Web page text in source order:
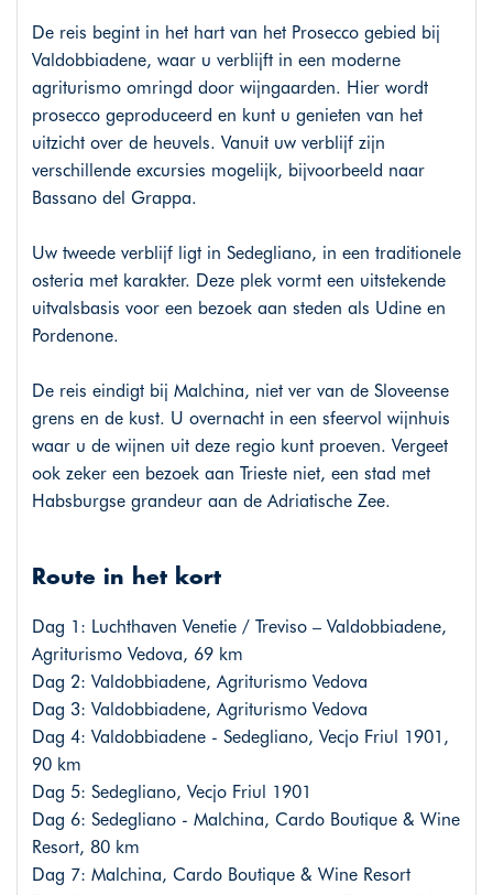
De reis begint in het hart van het Prosecco gebied bij
Valdobbiadene, waar u verblijft in een moderne
agriturismo omringd door wijngaarden. Hier wordt
prosecco geproduceerd en kunt u genieten van het
uitzicht over de heuvels. Vanuit uw verblijf zijn
verschillende excursies mogelijk, bijvoorbeeld naar
Bassano del Grappa.
Uw tweede verblijf ligt in Sedegliano, in een traditionele
osteria met karakter. Deze plek vormt een uitstekende
uitvalsbasis voor een bezoek aan steden als Udine en
Pordenone.
De reis eindigt bij Malchina, niet ver van de Sloveense
grens en de kust. U overnacht in een sfeervol wijnhuis
waar u de wijnen uit deze regio kunt proeven. Vergeet
ook zeker een bezoek aan Trieste niet, een stad met
Habsburgse grandeur aan de Adriatische Zee.
Route in het kort
Dag 1: Luchthaven Venetie / Treviso – Valdobbiadene,
Agriturismo Vedova, 69 km
Dag 2: Valdobbiadene, Agriturismo Vedova
Dag 3: Valdobbiadene, Agriturismo Vedova
Dag 4: Valdobbiadene - Sedegliano, Vecjo Friul 1901,
90 km
Dag 5: Sedegliano, Vecjo Friul 1901
Dag 6: Sedegliano - Malchina, Cardo Boutique & Wine
Resort, 80 km
Dag 7: Malchina, Cardo Boutique & Wine Resort